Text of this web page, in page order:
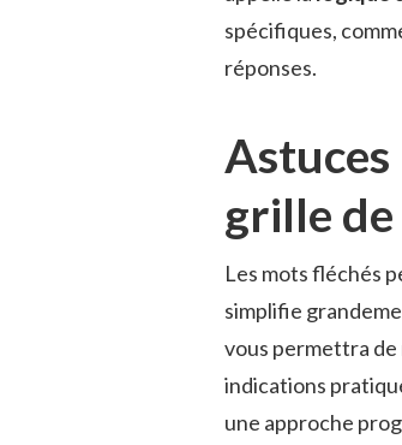
spécifiques,
réponses.
grille
Les mots fléchés
simplifie
vous permettra de
indications
une approche